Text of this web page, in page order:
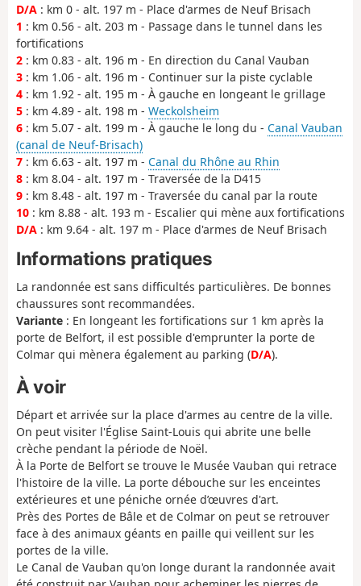
D/A : km 0 - alt. 197 m - Place d'armes de Neuf Brisach
1 : km 0.56 - alt. 203 m - Passage dans le tunnel dans les
fortifications
2 : km 0.83 - alt. 196 m - En direction du Canal Vauban
3 : km 1.06 - alt. 196 m - Continuer sur la piste cyclable
4 : km 1.92 - alt. 195 m - À gauche en longeant le grillage
5 : km 4.89 - alt. 198 m - Weckolsheim
6 : km 5.07 - alt. 199 m - À gauche le long du - Canal Vauban
(canal de Neuf-Brisach)
7 : km 6.63 - alt. 197 m - Canal du Rhône au Rhin
8 : km 8.04 - alt. 197 m - Traversée de la D415
9 : km 8.48 - alt. 197 m - Traversée du canal par la route
10 : km 8.88 - alt. 193 m - Escalier qui mène aux fortifications
D/A : km 9.64 - alt. 197 m - Place d'armes de Neuf Brisach
Informations pratiques
La randonnée est sans difficultés particulières. De bonnes
chaussures sont recommandées.
Variante : En longeant les fortifications sur 1 km après la
porte de Belfort, il est possible d'emprunter la porte de
Colmar qui mènera également au parking (D/A).
À voir
Départ et arrivée sur la place d'armes au centre de la ville.
On peut visiter l'Église Saint-Louis qui abrite une belle
crèche pendant la période de Noël.
À la Porte de Belfort se trouve le Musée Vauban qui retrace
l'histoire de la ville. La porte débouche sur les enceintes
extérieures et une péniche ornée d’œuvres d'art.
Près des Portes de Bâle et de Colmar on peut se retrouver
face à des animaux géants en paille qui veillent sur les
portes de la ville.
Le Canal de Vauban qu'on longe durant la randonnée avait